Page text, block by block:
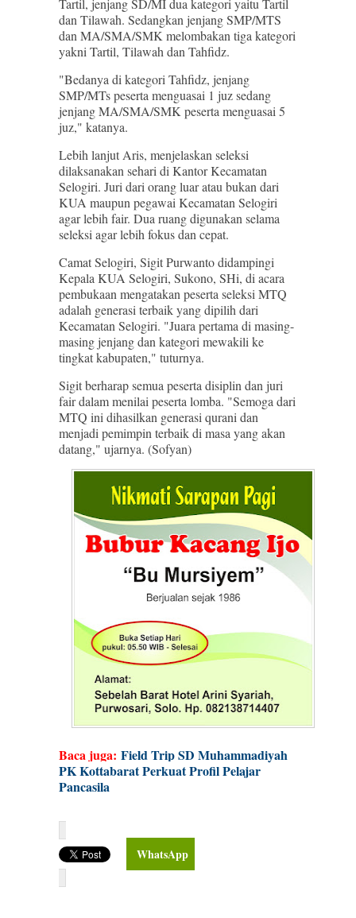
Tartil, jenjang SD/MI dua kategori yaitu Tartil
dan Tilawah. Sedangkan jenjang SMP/MTS
dan MA/SMA/SMK melombakan tiga kategori
yakni Tartil, Tilawah dan Tahfidz.
"Bedanya di kategori Tahfidz, jenjang
SMP/MTs peserta menguasai 1 juz sedang
jenjang MA/SMA/SMK peserta menguasai 5
juz," katanya.
Lebih lanjut Aris, menjelaskan seleksi
dilaksanakan sehari di Kantor Kecamatan
Selogiri. Juri dari orang luar atau bukan dari
KUA maupun pegawai Kecamatan Selogiri
agar lebih fair. Dua ruang digunakan selama
seleksi agar lebih fokus dan cepat.
Camat Selogiri, Sigit Purwanto didampingi
Kepala KUA Selogiri, Sukono, SHi, di acara
pembukaan mengatakan peserta seleksi MTQ
adalah generasi terbaik yang dipilih dari
Kecamatan Selogiri. "Juara pertama di masing-
masing jenjang dan kategori mewakili ke
tingkat kabupaten," tuturnya.
Sigit berharap semua peserta disiplin dan juri
fair dalam menilai peserta lomba. "Semoga dari
MTQ ini dihasilkan generasi qurani dan
menjadi pemimpin terbaik di masa yang akan
datang," ujarnya. (Sofyan)
Baca juga: Field Trip SD Muhammadiyah
PK Kottabarat Perkuat Profil Pelajar
Pancasila
WhatsApp